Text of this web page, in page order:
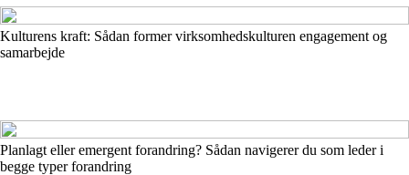
Kulturens kraft: Sådan former virksomhedskulturen engagement og
samarbejde
Planlagt eller emergent forandring? Sådan navigerer du som leder i
begge typer forandring